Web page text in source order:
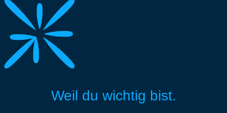
Weil du wichtig bist.